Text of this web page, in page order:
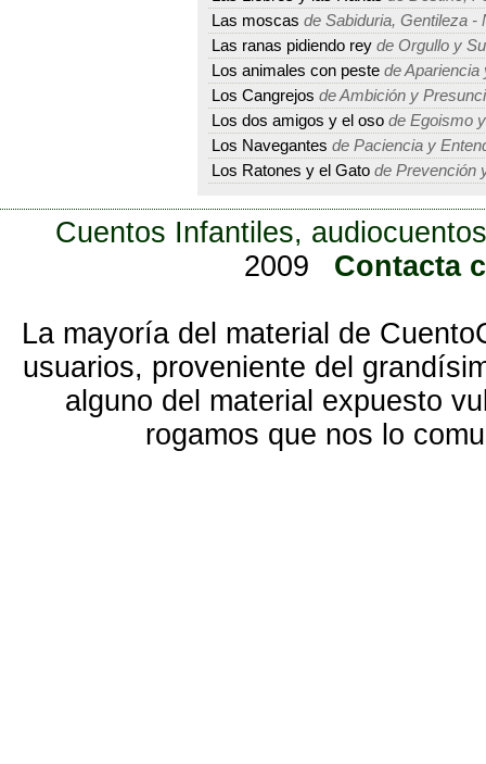
Las moscas de Sabiduria, Gentileza -
Las ranas pidiendo rey de Orgullo y
Los animales con peste de Apariencia
Los Cangrejos de Ambición y
Los dos amigos y el oso de Egoismo
Los Navegantes de Paciencia y
Los Ratones y el Gato de Prevención
Cuentos Infantiles,
2009
Contacta
La mayoría del material de
usuarios, proveniente del
alguno del material expuesto
rogamos que nos lo